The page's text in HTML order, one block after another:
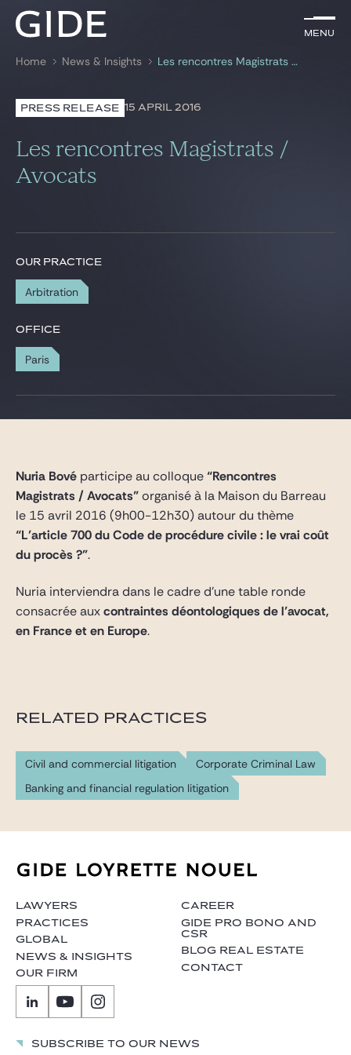
Menu
Search by keywords
Menu
Lawyers
Practices
News & Insights
Career
Gide Pro Bono and CSR
Home News & Insights Les rencontres Magistrats / Avocats
PRESS RELEASE 15 APRIL 2016
Les rencontres Magistrats /
Avocats
OUR PRACTICE
Arbitration
OFFICE
Paris
Nuria Bové participe au colloque“Rencontres
Magistrats / Avocats”organisé à la Maison du Barreau
le 15 avril 2016 (9h00-12h30) autour du thème
“L’article 700 du Code de procédure civile : le vrai coût
du procès ?”.
Nuria interviendra dans le cadre d’une table ronde
consacrée auxcontraintes déontologiques de l’avocat,
en France et en Europe.
RELATED PRACTICES
Civil and commercial litigation
Corporate Criminal Law
Banking and financial regulation litigation
LAWYERS
PRACTICES
GLOBAL
NEWS & INSIGHTS
OUR FIRM
CAREER
GIDE PRO BONO AND
CSR
BLOG REAL ESTATE
CONTACT
Subscribe to our news